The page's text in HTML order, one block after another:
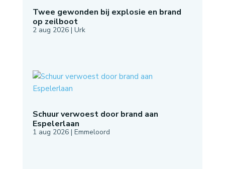
Twee gewonden bij explosie en brand
op zeilboot
2 aug 2026| Urk
Schuur verwoest door brand aan
Espelerlaan
1 aug 2026| Emmeloord